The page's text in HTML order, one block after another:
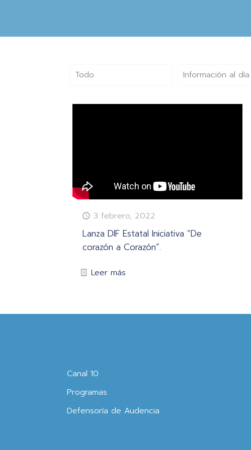
Todo Información al día
3 febrero, 2022
Lanza DIF Estatal Iniciativa “De
corazón a Corazón”.
Leer más
Canal 10
Programas
Defensoría de Audencia